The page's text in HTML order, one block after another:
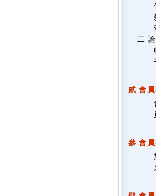
二
貳 會
參 會